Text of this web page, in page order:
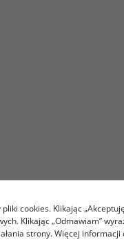
cookies. Klikając
Klikając „Odmawiam”
strony. Więcej